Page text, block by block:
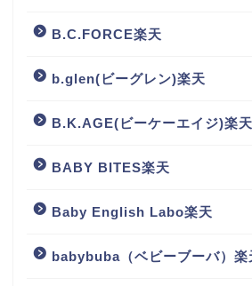
B.C.FORCE楽天
b.glen(ビーグレン)楽天
B.K.AGE(ビーケーエイジ)楽天
BABY BITES楽天
Baby English Labo楽天
babybuba（ベビーブーバ）楽